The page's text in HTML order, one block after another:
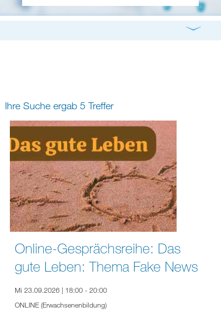
digital und in Präsenz rein digital
Ihre Suche ergab 5 Treffer
Online-Gesprächsreihe: Das
gute Leben: Thema Fake News
Mi 23.09.2026 | 18:00 - 20:00
ONLINE (Erwachsenenbildung)